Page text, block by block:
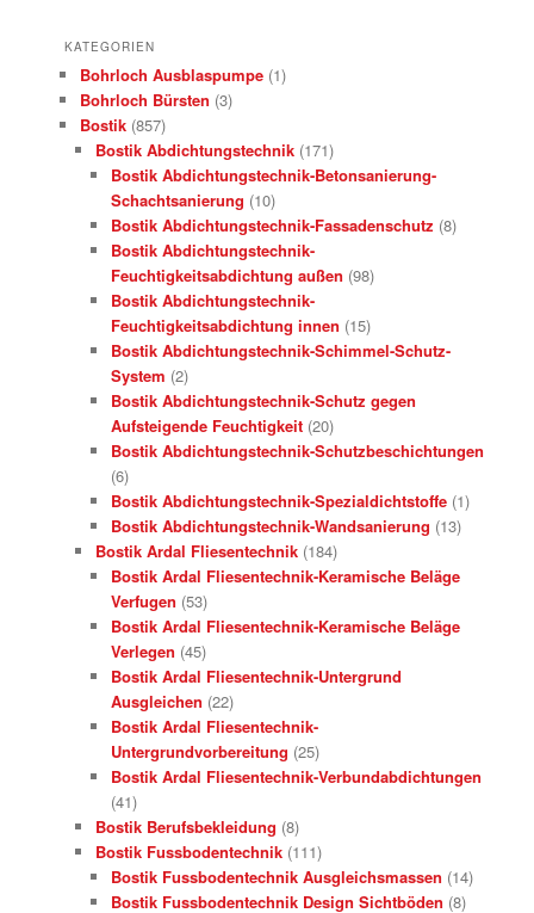
KATEGORIEN
Bohrloch Ausblaspumpe (1)
Bohrloch Bürsten (3)
Bostik (857)
Bostik Abdichtungstechnik (171)
Bostik Abdichtungstechnik-Betonsanierung-
Schachtsanierung (10)
Bostik Abdichtungstechnik-Fassadenschutz (8)
Bostik Abdichtungstechnik-
Feuchtigkeitsabdichtung außen (98)
Bostik Abdichtungstechnik-
Feuchtigkeitsabdichtung innen (15)
Bostik Abdichtungstechnik-Schimmel-Schutz-
System (2)
Bostik Abdichtungstechnik-Schutz gegen
Aufsteigende Feuchtigkeit (20)
Bostik Abdichtungstechnik-Schutzbeschichtungen
(6)
Bostik Abdichtungstechnik-Spezialdichtstoffe (1)
Bostik Abdichtungstechnik-Wandsanierung (13)
Bostik Ardal Fliesentechnik (184)
Bostik Ardal Fliesentechnik-Keramische Beläge
Verfugen (53)
Bostik Ardal Fliesentechnik-Keramische Beläge
Verlegen (45)
Bostik Ardal Fliesentechnik-Untergrund
Ausgleichen (22)
Bostik Ardal Fliesentechnik-
Untergrundvorbereitung (25)
Bostik Ardal Fliesentechnik-Verbundabdichtungen
(41)
Bostik Berufsbekleidung (8)
Bostik Fussbodentechnik (111)
Bostik Fussbodentechnik Ausgleichsmassen (14)
Bostik Fussbodentechnik Design Sichtböden (8)